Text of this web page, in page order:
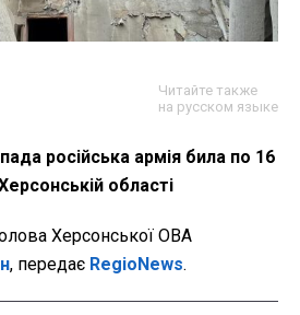
Читайте также
на русском языке
російська армія била по 16
області
Херсонської ОВА
, передає RegioNews.